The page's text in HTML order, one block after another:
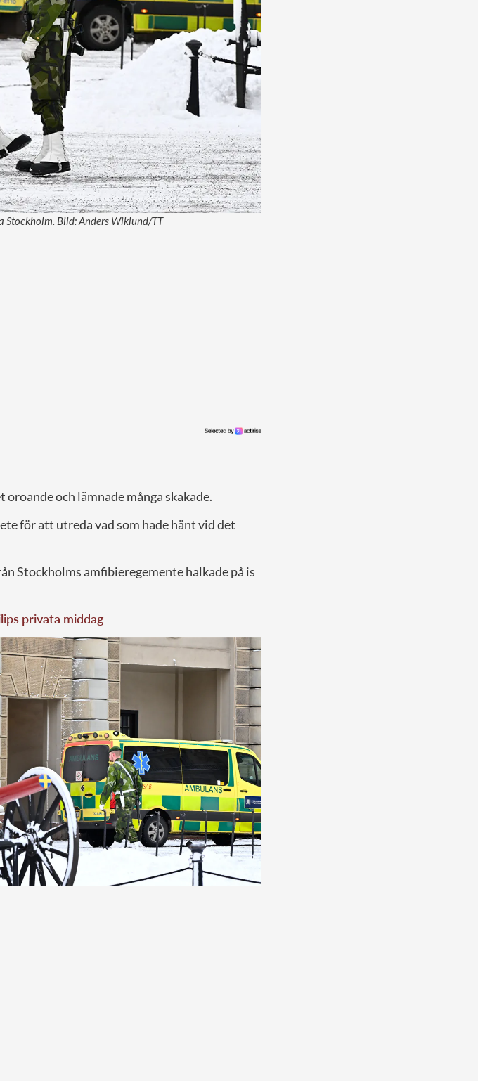
Bild: Anders Wiklund/TT
och lämnade många skakade.
för att utreda vad som hade hänt vid det
Stockholms amfibieregemente halkade på is
privata middag